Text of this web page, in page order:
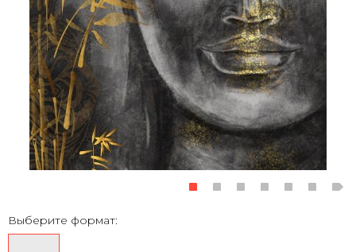
Выберите формат: